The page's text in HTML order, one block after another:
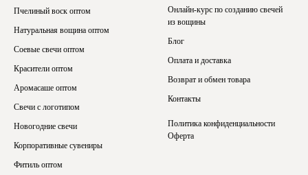
Пчелиный воск оптом
Натуральная вощина оптом
Соевые свечи оптом
Красители оптом
Аромасаше оптом
Свечи с логотипом
Новогодние свечи
Корпоративные сувениры
Фитиль оптом
Онлайн-курс по созданию свечей
из вощины
Блог
Оплата и доставка
Возврат и обмен товара
Контакты
Политика конфиденциальности
Оферта